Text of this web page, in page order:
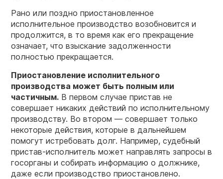
Рано или поздно приостановленное
исполнительное производство возобновится и
продолжится, в то время как его прекращение
означает, что взыскание задолженности
полностью прекращается.
Приостановление исполнительного
производства может быть полным или
частичным. В первом случае пристав не
совершает никаких действий по исполнительному
производству. Во втором — совершает только
некоторые действия, которые в дальнейшем
помогут истребовать долг. Например, судебный
пристав-исполнитель может направлять запросы в
госорганы и собирать информацию о должнике,
даже если производство приостановлено.